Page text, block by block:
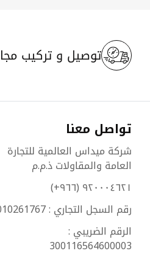
توصيل و تركيب
تواصل معنا
شركة ميداس العالمية للتجارة
العامة والمقاولات ذ.م.م
٩٢٠٠٠٤٦٢١ (٩٦٦+)
رقم السجل التجاري : 1010261767
الرقم الضريبي :
300116564600003